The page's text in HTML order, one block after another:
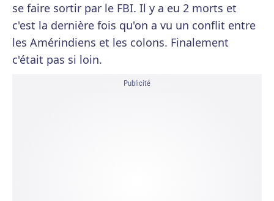
se faire sortir par le FBI. Il y a eu 2 morts et
c'est la dernière fois qu'on a vu un conflit entre
les Amérindiens et les colons. Finalement
c'était pas si loin.
Publicité